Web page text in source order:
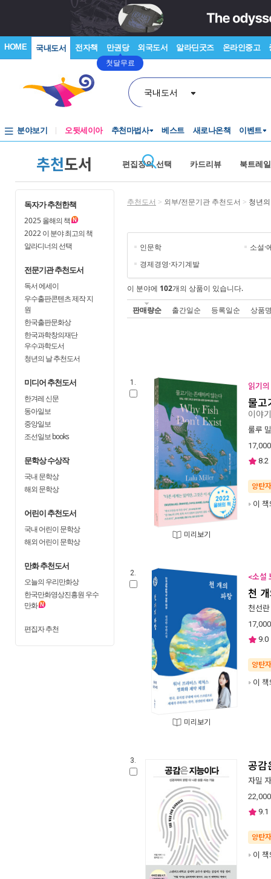
HOME 국내도서 전자책 만권당
첫달무료
외국도서 알라딘굿즈 온라인중고
국내도서
분야보기 오뒷세이아 추천마법사 베스트 새로나온책 이벤트
추천도서 편집장의 선택 카드리뷰 북트레
독자가 추천한책
2025올해의 책
2022이 분야 최고의 책
알라디너의 선택
전문기관 추천도서
독서 에세이
우수출판콘텐츠 제작 지
원
한국출판문화상
한국과학창의재단
우수과학도서
청년의 날 추천도서
미디어 추천도서
한겨레 신문
동아일보
중앙일보
조선일보 books
문학상 수상작
국내 문학상
해외 문학상
어린이 추천도서
국내 어린이 문학상
해외 어린이 문학상
만화 추천도서
오늘의 우리만화상
한국만화영상진흥원 우수
만화
편집자 추천
추천도서 > 외부/전문기관 추천도서 > 청년
인문학
소설·
경제경영·자기계발
이 분야에 102개의 상품이 있습니다.
판매량순 출간일순 등록일순 상품
1.
미리보기
읽기
물고
이야기
룰루
17,000
8.2
양탄
이
2.
미리보기
<소설
천
천선란
17,000
9.0
양탄
이
3. 공감
자밀
22,000
9.1
양탄
이